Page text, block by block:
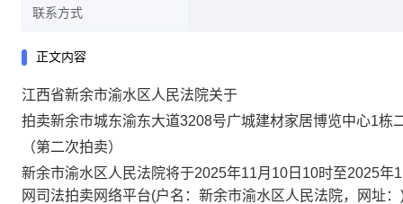
联系方式
正文内容
江西省新余市渝水区人民法院关于
拍卖新余市城东渝东大道3208号广城建材家居博览中心1栋
（第二次拍卖）
新余市渝水区人民法院将于2025年11月10日10时至2025年
网司法拍卖网络平台(户名： 新余市渝水区人民法院， 网址：